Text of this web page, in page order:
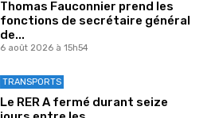
Thomas Fauconnier prend les
fonctions de secrétaire général
de...
6 août 2026 à 15h54
TRANSPORTS
Le RER A fermé durant seize